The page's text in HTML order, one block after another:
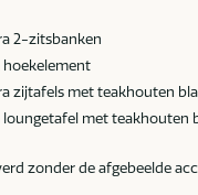
2-zitsbanken
hoekelement
zijtafels met teakhouten
loungetafel met teakhouten
zonder de afgebeelde